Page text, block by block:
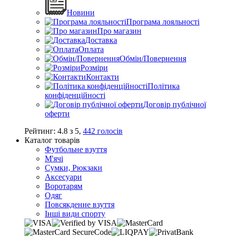
Новини
Програма лояльності
Про магазин
Доставка
Оплата
Обмін/Повернення
Розміри
Контакти
Політика
конфіденційності
Договір публічної
оферти
Рейтинг: 4.8 з 5, 442 голосів
Каталог товарів
Футбольне взуття
М'ячі
Сумки, Рюкзаки
Аксесуари
Воротарям
Одяг
Повсякденне взуття
Інші види спорту